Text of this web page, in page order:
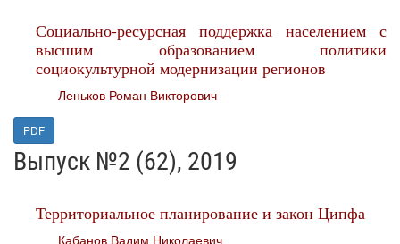
Социально-ресурсная поддержка населением с
высшим образованием политики
социокультурной модернизации регионов
Леньков Роман Викторович
PDF
Выпуск №2 (62), 2019
Территориальное планирование и закон Ципфа
Кабанов Вадим Николаевич